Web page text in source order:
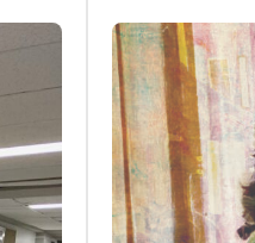
Corps enseignant
Diplômé·es et